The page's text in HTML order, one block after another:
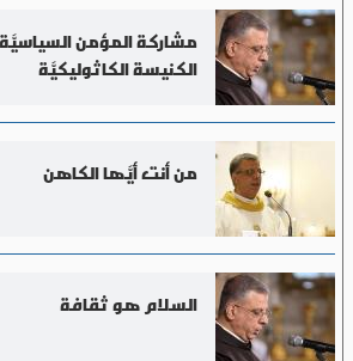
مشاركة المؤمن
الكنيسة الكاثوليكيَّة
من أنت أيَّها الكاهن
السلام هو ثقافة